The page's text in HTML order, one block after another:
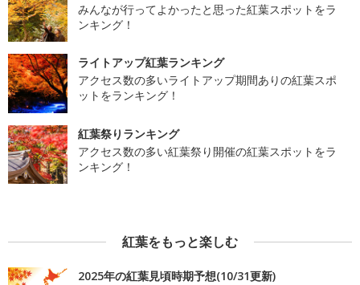
みんなが行ってよかったと思った紅葉スポットをラ
ンキング！
ライトアップ紅葉ランキング
アクセス数の多いライトアップ期間ありの紅葉スポ
ットをランキング！
紅葉祭りランキング
アクセス数の多い紅葉祭り開催の紅葉スポットをラ
ンキング！
紅葉をもっと楽しむ
2025年の紅葉見頃時期予想(10/31更新)